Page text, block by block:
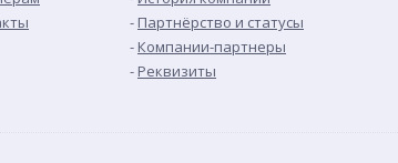
Партнёрство и статусы
Компании-партнеры
Реквизиты